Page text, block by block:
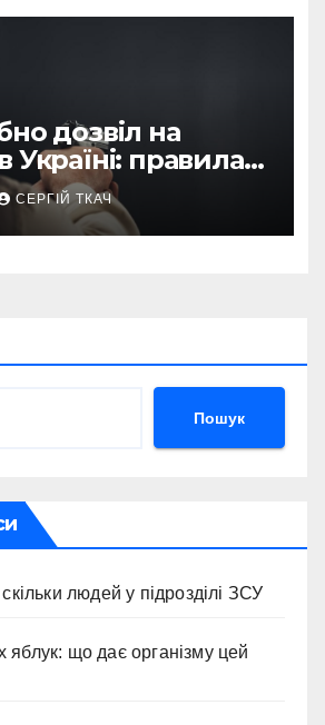
дозвіл на
Україні: правила
СЕРГІЙ ТКАЧ
Пошук
скільки людей у підрозділі ЗСУ
яблук: що дає організму цей